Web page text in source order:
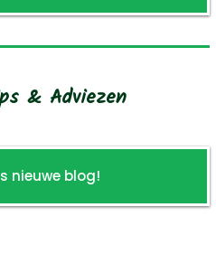
& Adviezen
nieuwe blog!